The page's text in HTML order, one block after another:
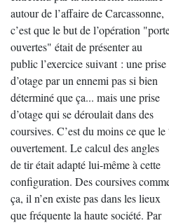
autour de l’affaire de Carcassonne,
c’est que le but de l’opération
ouvertes" était de présenter au
public l’exercice suivant : une prise
d’otage par un ennemi pas si bien
déterminé que ça... mais une prise
d’otage qui se déroulait dans des
coursives. C’est du moins ce que
ouvertement. Le calcul des angles
de tir était adapté lui-même à cette
configuration. Des coursives
ça, il n’en existe pas dans les lieux
que fréquente la haute société. Par